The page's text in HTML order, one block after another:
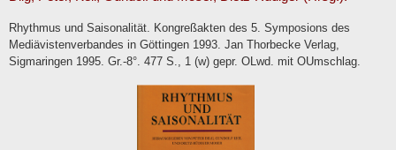
Contact
Terms
Rhythmus und Saisonalität. Kongreßakten des 5. Symposions des
Mediävistenverbandes in Göttingen 1993. Jan Thorbecke Verlag,
Sigmaringen 1995. Gr.-8°. 477 S., 1 (w) gepr. OLwd. mit OUmschlag.